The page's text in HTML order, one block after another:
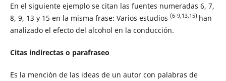
En el siguiente ejemplo se citan las fuentes numeradas 6, 7,
8, 9, 13 y 15 en la misma frase: Varios estudios (6-9,13,15) han
analizado el efecto del alcohol en la conducción.
Citas indirectas o parafraseo
Es la mención de las ideas de un autor con palabras de